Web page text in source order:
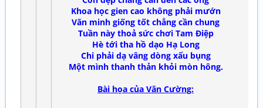
Khoa học gien cao không phải mướn
Văn minh giống tốt chẳng cần chung
Tuần này thoả sức chơi Tam Điệp
Hè tới tha hồ dạo Hạ Long
Chi phải dạ vâng dòng xấu bụng
Một mình thanh thản khỏi mòn hông.
Bài họa của Văn Cường: